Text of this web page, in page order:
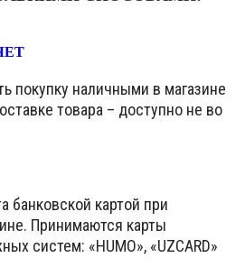
покупку наличными в магазине
товара – доступно не во
банковской картой при
Принимаются карты
систем: «HUMO», «UZCARD»